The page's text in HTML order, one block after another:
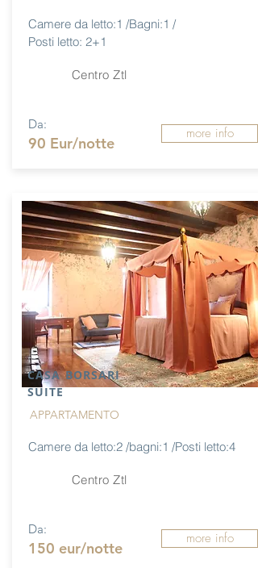
Camere da letto:1 /Bagni:1 /
Posti letto: 2+1
Centro Ztl
Da:
90 Eur/notte
more info
CASA BORSARI
SUITE
APPARTAMENTO
Camere da letto:2 /bagni:1 /Posti letto:4
Centro Ztl
Da:
150 eur/notte
more info